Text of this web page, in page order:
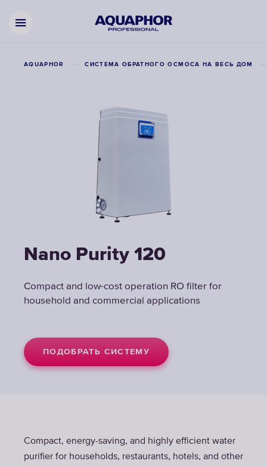
AQUAPHOR СИСТЕМА ОБРАТНОГО ОСМОСА НА ВЕСЬ ДОМ
Nano Purity 120
Compact and low-cost operation RO filter for
household and commercial applications
ПОДОБРАТЬ СИСТЕМУ
Compact, energy-saving, and highly efficient water
purifier for households, restaurants, hotels, and other